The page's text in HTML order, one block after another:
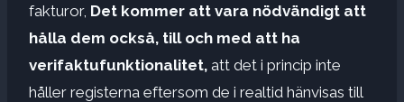
fakturor, Det kommer att vara nödvändigt att
hålla dem också, till och med att ha
verifaktufunktionalitet, att det i princip inte
håller registerna eftersom de i realtid hänvisas till